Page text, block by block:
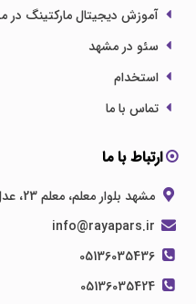
آموزش دیجیتال مارکتینگ در
سئو در مشهد
استخدام
تماس با ما
ارتباط با ما
مشهد بلوار معلم، معلم 23، عدل 27، پلاک 189
05136035436
05136035424